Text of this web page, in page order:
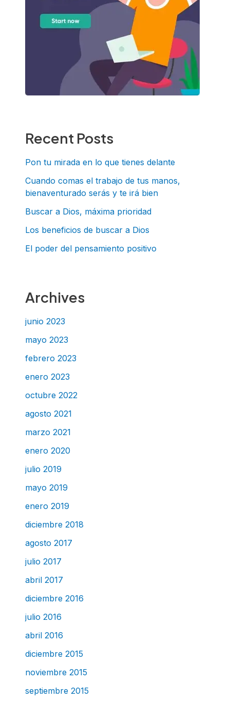
Recent Posts
Pon tu mirada en lo que tienes delante
Cuando comas el trabajo de tus manos,
bienaventurado serás y te irá bien
Buscar a Dios, máxima prioridad
Los beneficios de buscar a Dios
El poder del pensamiento positivo
Archives
junio 2023
mayo 2023
febrero 2023
enero 2023
octubre 2022
agosto 2021
marzo 2021
enero 2020
julio 2019
mayo 2019
enero 2019
diciembre 2018
agosto 2017
julio 2017
abril 2017
diciembre 2016
julio 2016
abril 2016
diciembre 2015
noviembre 2015
septiembre 2015